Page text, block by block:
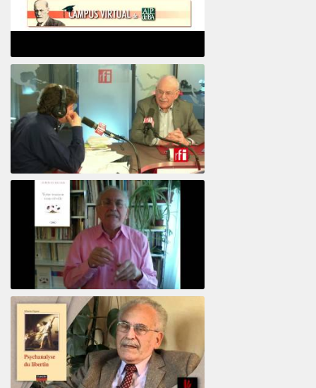
Psicoanálisis por Skype y teléfono Alberto
Eiguer presenta el curso virtual 2017
Votre maison vous révèle